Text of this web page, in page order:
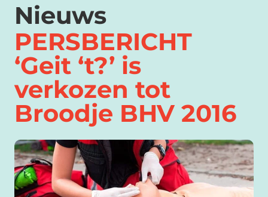
PERSBERICHT
‘Geit ‘t?’ is
verkozen tot
Broodje BHV 2016
Nieuws